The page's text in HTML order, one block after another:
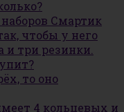
Смартик
чтобы у него
и три резинки.
то оно
4 кольцевых и